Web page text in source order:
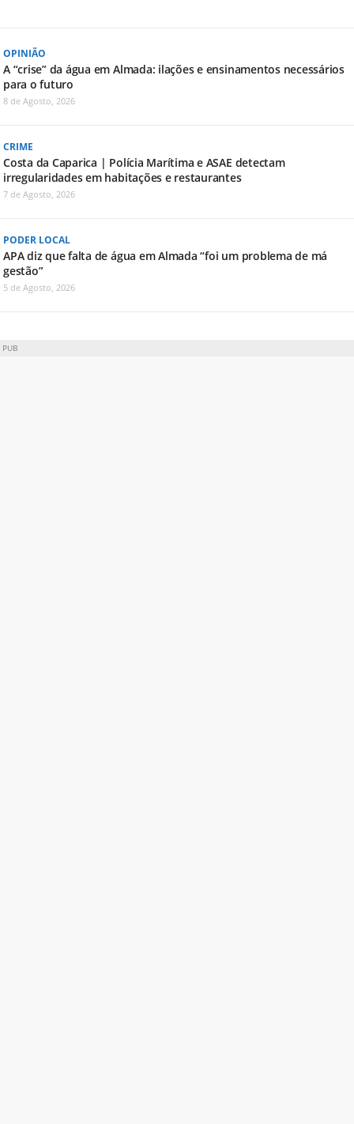
OPINIÃO
A “crise” da água em Almada: ilações e ensinamentos necessários
para o futuro
8 de Agosto, 2026
CRIME
Costa da Caparica | Polícia Marítima e ASAE detectam
irregularidades em habitações e restaurantes
7 de Agosto, 2026
PODER LOCAL
APA diz que falta de água em Almada “foi um problema de má
gestão”
5 de Agosto, 2026
PUB